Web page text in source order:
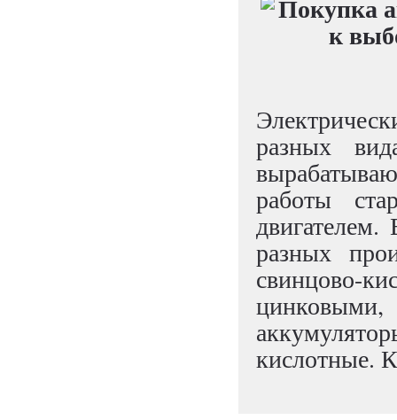
разных
работы
разных
свинцово-
кислотные.